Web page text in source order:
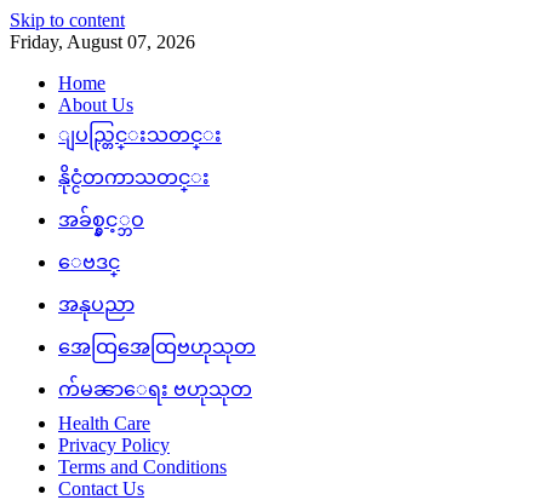
Skip to content
Friday, August 07, 2026
Home
About Us
ျပည္တြင္းသတင္း
နိုင္ငံတကာသတင္း
အခ်စ္နွင့္ဘဝ
ေဗဒင္
အနုပညာ
အေထြအေထြဗဟုသုတ
က်မၼာေရး ဗဟုသုတ
Health Care
Privacy Policy
Terms and Conditions
Contact Us